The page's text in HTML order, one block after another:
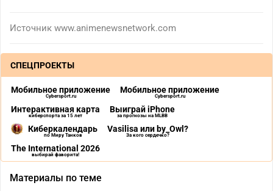
Источник www.animenewsnetwork.com
СПЕЦПРОЕКТЫ
Мобильное приложение
Cybersport.ru
Мобильное приложение
Cybersport.ru
Интерактивная карта
киберспорта за 15 лет
Выиграй iPhone
за прогнозы на MLBB
Киберкалендарь
по Миру Танков
Vasilisa или by_Owl?
За кого сердечко?
The International 2026
выбирай фаворита!
Материалы по теме